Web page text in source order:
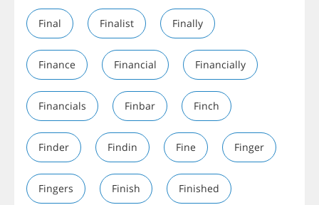
Final Finalist Finally
Finance Financial Financially
Financials Finbar Finch
Finder Findin Fine Finger
Fingers Finish Finished